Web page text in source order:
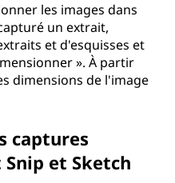
les images dans
un extrait,
et d'esquisses et
». À partir
dimensions de l'image
captures
et Sketch